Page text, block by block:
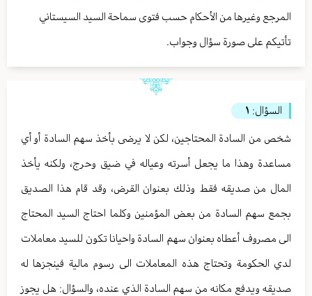
المرجع وغيرها من الأحكام حسب فتوى سماحة السيد السيستاني
تأتيكم على صورة سؤال وجواب.
السؤال: ١
شخص من السادة المحتاجين، لكن لا يرضى بأخذ سهم السادة أو أي
مساعدة وهذا ما يجعل أسرته وعياله في ضيق وحرج، ولكنه يأخذ
المال من صديقه فقط وذلك بعنوان القرض، وقد قام هذا الصديق
بجمع سهم السادة من بعض المؤمنين وكلما احتاج السيد المحتاج
الى مصروف أعطاه بعنوان سهم السادة واحيانا تكون للسيد معاملات
لدي الحكومة وتحتاج هذه المعاملات الى رسوم مالية فينجزها له
صديقه ويدفع مكانه من سهم السادة الذي عنده، والسؤال: هل يجوز